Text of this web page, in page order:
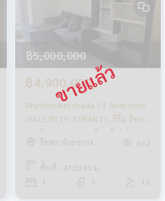
฿5,000,000
฿4,900,000
Rhythm Ratchada / 1 Bedroom
(SALE WITH TENANT), ริธึ่ม รัชดา
/ 1 ห้องนอน (ขายพร้อมผู้เช่า)
LIL240รัชดา ห้วยขวาง 662
พื้นที่ : 47.00 ตร.ม.
1 1 12